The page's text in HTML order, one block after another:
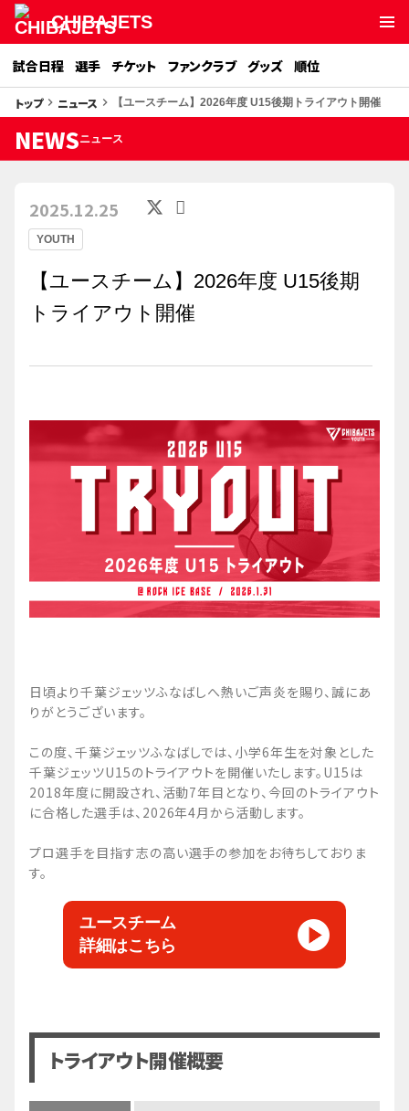
CHIBAJETS
試合日程 選手 チケット ファンクラブ グッズ 順位
トップkeyboard_arrow_right ニュース keyboard_arrow_right 【ユースチーム】2026年度 U15後期トライアウト開催
NEWSニュース
YOUTH
2025.12.25
【ユースチーム】2026年度 U15後期
トライアウト開催
日頃より千葉ジェッツふなばしへ熱いご声炎を賜り、誠にあ
りがとうございます。
この度、千葉ジェッツふなばしでは、小学6年生を対象とした
千葉ジェッツU15のトライアウトを開催いたします。U15は
2018年度に開設され、活動7年目となり、今回のトライアウト
に合格した選手は、2026年4月から活動します。
プロ選手を目指す志の高い選手の参加をお待ちしておりま
す。
ユースチーム
詳細はこちら
トライアウト開催概要